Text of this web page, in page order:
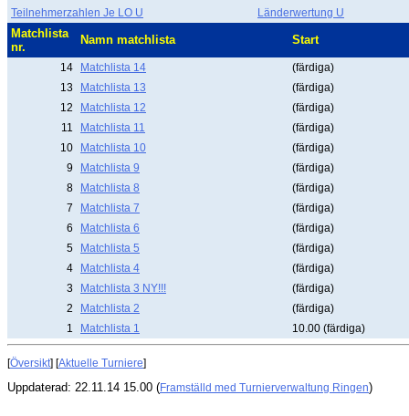
Teilnehmerzahlen Je LO U
Länderwertung U
Matchlista
nr.
Namn matchlista Start
14 Matchlista 14
(färdiga)
13
Matchlista 13
(färdiga)
12
Matchlista 12
(färdiga)
11
Matchlista 11
(färdiga)
10
Matchlista 10
(färdiga)
9
Matchlista 9
(färdiga)
8
Matchlista 8
(färdiga)
7
Matchlista 7
(färdiga)
6
Matchlista 6
(färdiga)
5
Matchlista 5
(färdiga)
4
Matchlista 4
(färdiga)
3
Matchlista 3 NY!!!
(färdiga)
2
Matchlista 2
(färdiga)
1
Matchlista 1 10.00 (färdiga)
[Översikt] [Aktuelle Turniere]
Uppdaterad: 22.11.14 15.00 (Framställd med Turnierverwaltung Ringen)